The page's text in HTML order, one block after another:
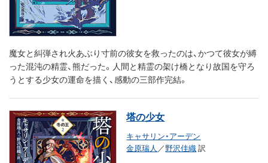
魔女と糾弾され火あぶり寸前の彼女を救ったのは、かつて彼女が縛
った混沌の精霊、熊だった。人間と精霊の架け橋となり故国を守ろ
うとする少女の運命を描く、感動の三部作完結。
塔の少女
キャサリン・アーデン
金原瑞人 ／野沢佳織訳